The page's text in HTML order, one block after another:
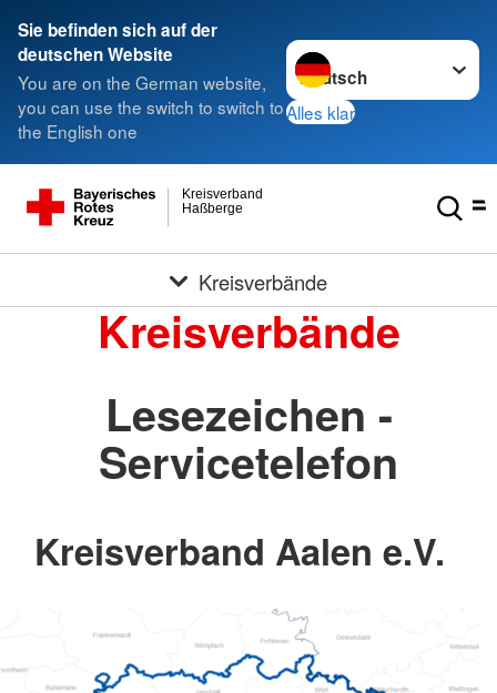
Sie befinden sich auf der
deutschen Website
You are on the German website,
you can use the switch to switch to
the English one
Sprache wechseln zu
Alles klar
Haßberge
Kreisverband
Kreisverbände
Kreisverbände
Lesezeichen -
Servicetelefon
Kreisverband Aalen e.V.